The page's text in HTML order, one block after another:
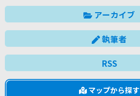
アーカイブ
執筆者
RSS
マップから探す